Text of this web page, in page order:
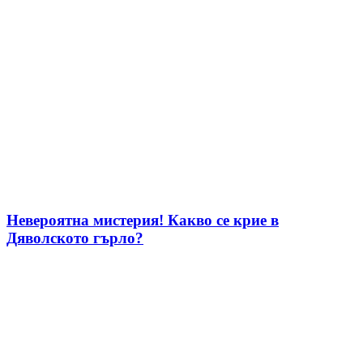
Невероятна мистерия! Какво се крие в
Дяволското гърло?